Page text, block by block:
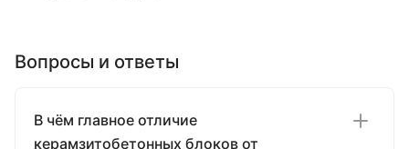
Вопросы и ответы
В чём главное отличие
керамзитобетонных блоков от